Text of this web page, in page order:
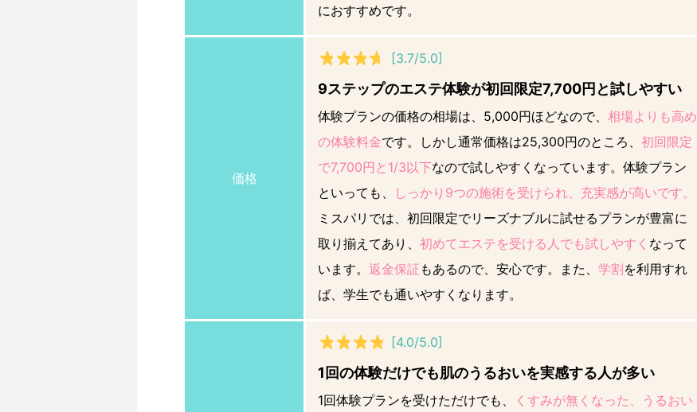
におすすめです。
価格
[3.7/5.0]
9ステップのエステ体験が初回限定7,700円と試しやすい
体験プランの価格の相場は、5,000円ほどなので、 相場よりも高め
の体験料金です。しかし通常価格は25,300円のところ、 初回限定
で7,700円と1/3以下なので試しやすくなっています。体験プラン
といっても、
しっかり9つの施術を受けられ、充実感が高いです。
ミスパリでは、初回限定でリーズナブルに試せるプランが豊富に
取り揃えてあり、 初めてエステを受ける人でも試しやすく なって
います。 返金保証 もあるので、安心です。また、 学割を利用すれ
ば、学生でも通いやすくなります。
[4.0/5.0]
1回の体験だけでも肌のうるおいを実感する人が多い
1回体験プランを受けただけでも、
くすみが無くなった、うるおい